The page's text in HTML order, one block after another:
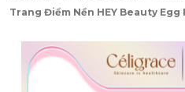
Trang Điểm Nền HEY Beauty Egg